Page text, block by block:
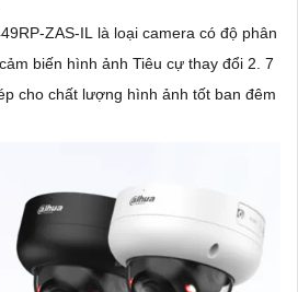
biến hình ảnh Tiêu cự thay đổi 2. 7
cho chất lượng hình ảnh tốt ban đêm